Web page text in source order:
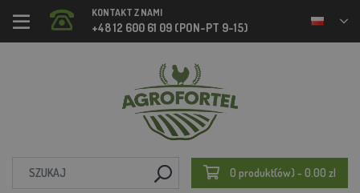
KONTAKT Z NAMI
+48 12 600 61 09 (PON-PT 9-15)
0 produkt(ów) - 0.00 zl